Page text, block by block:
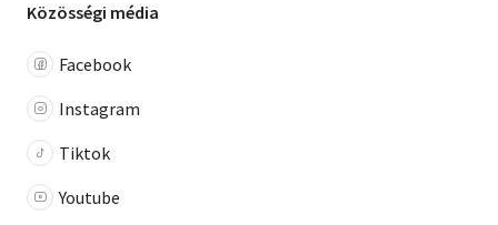
Közösségi média
Facebook
Instagram
Tiktok
Youtube